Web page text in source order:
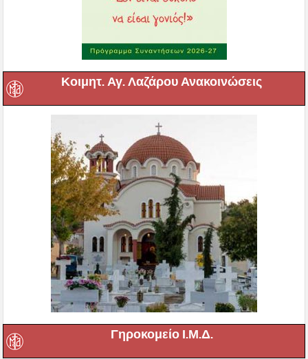
Κοιμητ. Αγ. Λαζάρου Ανακοινώσεις
Γηροκομείο Ι.Μ.Δ.